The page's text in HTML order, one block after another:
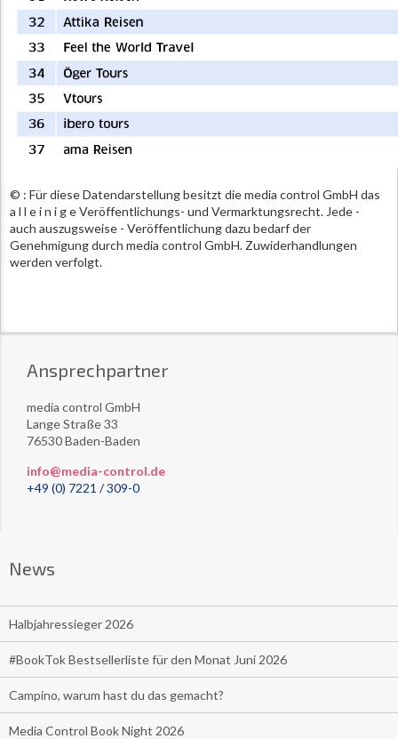
© : Für diese Datendarstellung besitzt die media control GmbH das
a l l e i n i g e Veröffentlichungs- und Vermarktungsrecht. Jede -
auch auszugsweise - Veröffentlichung dazu bedarf der
Genehmigung durch media control GmbH. Zuwiderhandlungen
werden verfolgt.
Ansprechpartner
media control GmbH
Lange Straße 33
76530 Baden-Baden
info@media-control.de
+49 (0) 7221 / 309-0
News
Halbjahressieger 2026
#BookTok Bestsellerliste für den Monat Juni 2026
Campino, warum hast du das gemacht?
Media Control Book Night 2026